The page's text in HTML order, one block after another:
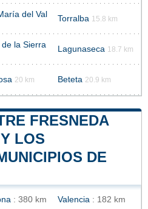
del Val Torralba 15.8 km
la Sierra Lagunaseca 18.7 km
20 km Beteta 20.9 km
FRESNEDA
LOS
DE
: 380 km Valencia : 182 km